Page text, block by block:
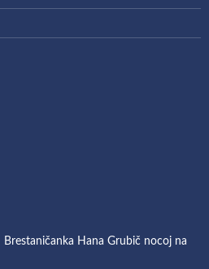
Brestaničanka Hana Grubič nocoj na